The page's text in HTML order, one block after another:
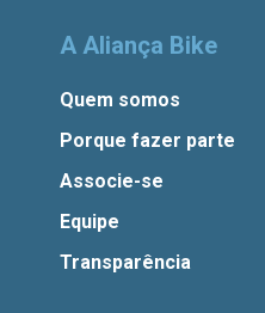
A Aliança Bike
Quem somos
Porque fazer parte
Associe-se
Equipe
Transparência